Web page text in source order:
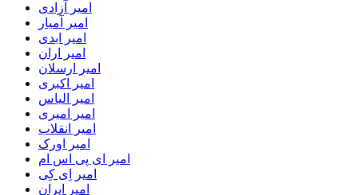
امیر آزادی
امیر آمیار
امیر ابدی
امیر اران
امیر ارسلان
امیر اکبری
امیر الیاس
امیر امیری
امیر انقلاب
امیر اورک
امیر ای پی اس ام
امیر اِی کِی
امیر ایران